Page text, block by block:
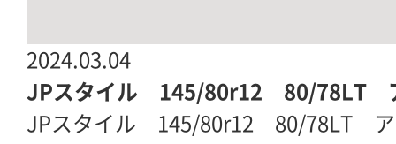
2024.03.04
JPスタイル 145/80r12 80/78LT
JPスタイル 145/80r12 80/78LT ア